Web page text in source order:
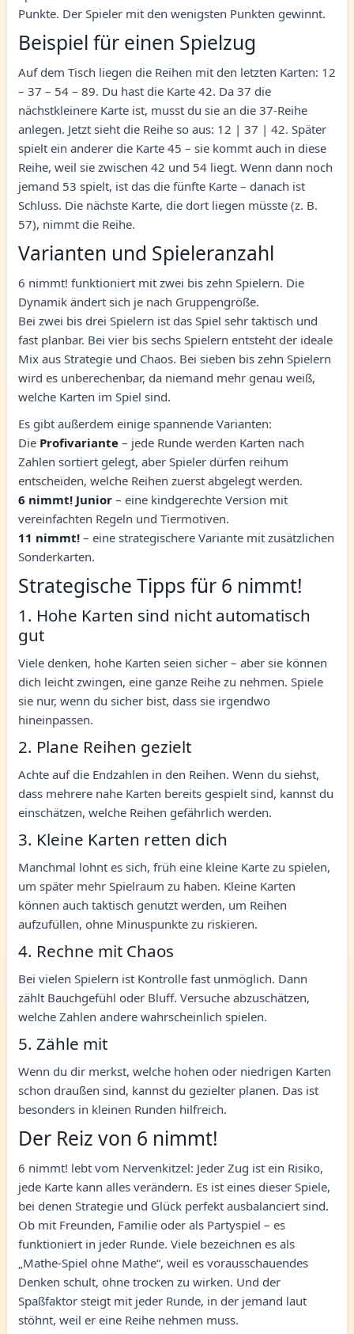
Punkte. Der Spieler mit den wenigsten Punkten gewinnt.
Beispiel für einen Spielzug
Auf dem Tisch liegen die Reihen mit den letzten Karten: 12
– 37 – 54 – 89. Du hast die Karte 42. Da 37 die
nächstkleinere Karte ist, musst du sie an die 37-Reihe
anlegen. Jetzt sieht die Reihe so aus: 12 | 37 | 42. Später
spielt ein anderer die Karte 45 – sie kommt auch in diese
Reihe, weil sie zwischen 42 und 54 liegt. Wenn dann noch
jemand 53 spielt, ist das die fünfte Karte – danach ist
Schluss. Die nächste Karte, die dort liegen müsste (z. B.
57), nimmt die Reihe.
Varianten und Spieleranzahl
6 nimmt! funktioniert mit zwei bis zehn Spielern. Die
Dynamik ändert sich je nach Gruppengröße.
Bei zwei bis drei Spielern ist das Spiel sehr taktisch und
fast planbar. Bei vier bis sechs Spielern entsteht der ideale
Mix aus Strategie und Chaos. Bei sieben bis zehn Spielern
wird es unberechenbar, da niemand mehr genau weiß,
welche Karten im Spiel sind.
Es gibt außerdem einige spannende Varianten:
Die Profivariante – jede Runde werden Karten nach
Zahlen sortiert gelegt, aber Spieler dürfen reihum
entscheiden, welche Reihen zuerst abgelegt werden.
6 nimmt! Junior – eine kindgerechte Version mit
vereinfachten Regeln und Tiermotiven.
11 nimmt! – eine strategischere Variante mit zusätzlichen
Sonderkarten.
Strategische Tipps für 6 nimmt!
1. Hohe Karten sind nicht automatisch
gut
Viele denken, hohe Karten seien sicher – aber sie können
dich leicht zwingen, eine ganze Reihe zu nehmen. Spiele
sie nur, wenn du sicher bist, dass sie irgendwo
hineinpassen.
2. Plane Reihen gezielt
Achte auf die Endzahlen in den Reihen. Wenn du siehst,
dass mehrere nahe Karten bereits gespielt sind, kannst du
einschätzen, welche Reihen gefährlich werden.
3. Kleine Karten retten dich
Manchmal lohnt es sich, früh eine kleine Karte zu spielen,
um später mehr Spielraum zu haben. Kleine Karten
können auch taktisch genutzt werden, um Reihen
aufzufüllen, ohne Minuspunkte zu riskieren.
4. Rechne mit Chaos
Bei vielen Spielern ist Kontrolle fast unmöglich. Dann
zählt Bauchgefühl oder Bluff. Versuche abzuschätzen,
welche Zahlen andere wahrscheinlich spielen.
5. Zähle mit
Wenn du dir merkst, welche hohen oder niedrigen Karten
schon draußen sind, kannst du gezielter planen. Das ist
besonders in kleinen Runden hilfreich.
Der Reiz von 6 nimmt!
6 nimmt! lebt vom Nervenkitzel: Jeder Zug ist ein Risiko,
jede Karte kann alles verändern. Es ist eines dieser Spiele,
bei denen Strategie und Glück perfekt ausbalanciert sind.
Ob mit Freunden, Familie oder als Partyspiel – es
funktioniert in jeder Runde. Viele bezeichnen es als
„Mathe-Spiel ohne Mathe“, weil es vorausschauendes
Denken schult, ohne trocken zu wirken. Und der
Spaßfaktor steigt mit jeder Runde, in der jemand laut
stöhnt, weil er eine Reihe nehmen muss.